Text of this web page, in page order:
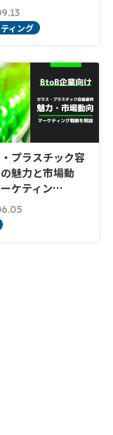
ィング
プラスチック容
魅力と市場動
ケティン…